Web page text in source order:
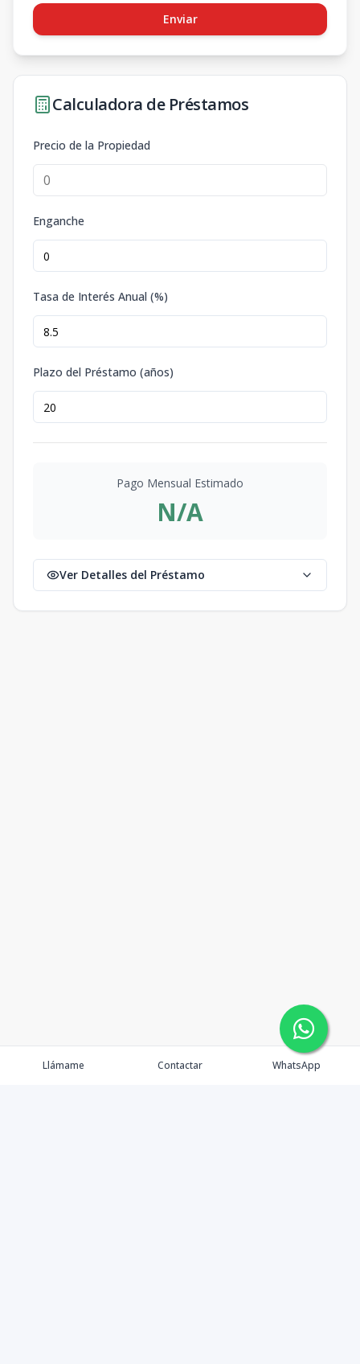
Enviar
Calculadora de Préstamos
Precio de la Propiedad
Enganche
Tasa de Interés Anual (%)
Plazo del Préstamo (años)
Pago Mensual Estimado
N/A
Ver Detalles del Préstamo
Llámame Contactar WhatsApp